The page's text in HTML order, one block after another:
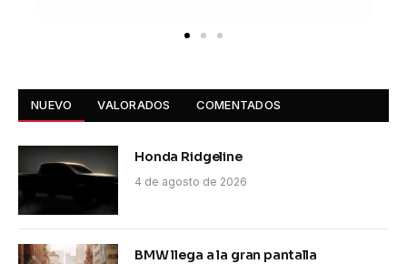
NUEVO VALORADOS COMENTADOS
Honda Ridgeline
4 de agosto de 2026
BMW llega a la gran pantalla